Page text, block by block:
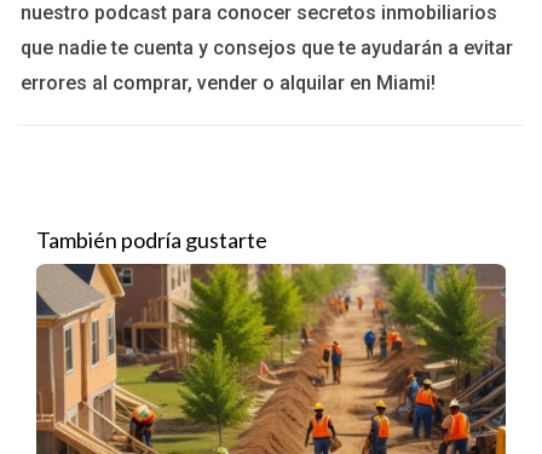
Beneficios de evitar la lista negra
Por otro lado, comprar en una comunidad que no está en la
Mejor calidad en la gestión de la comunidad.
Un entorno de vida más seguro y agradable.
Estudios de caso destacados
Analicemos tres casos que ilustran el impacto de la lista negra
de Fannie Mae en las decisiones de compra de condominios.
nuestro podcast para conocer secretos inmobiliarios
que nadie te cuenta y consejos que te ayudarán a evitar
errores al comprar, vender o alquilar en Miami!
También podría gustarte